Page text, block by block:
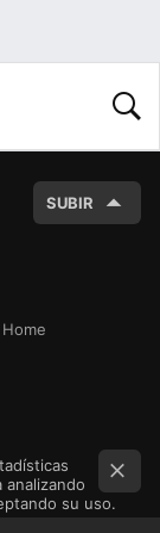
SUBIR
su uso.